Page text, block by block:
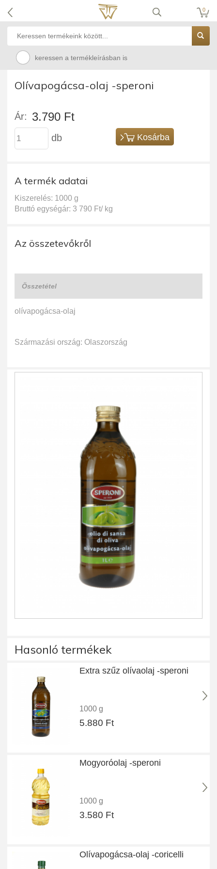
0
keressen a termékleírásban is
Olívapogácsa-olaj -speroni
Ár: 3.790 Ft
db Kosárba
A termék adatai
Kiszerelés: 1000 g
Bruttó egységár: 3 790 Ft/ kg
Az összetevőkről
Összetétel
olívapogácsa-olaj
Származási ország: Olaszország
Hasonló termékek
Extra szűz olívaolaj -speroni
1000 g
5.880 Ft
Mogyoróolaj -speroni
1000 g
3.580 Ft
Olívapogácsa-olaj -coricelli